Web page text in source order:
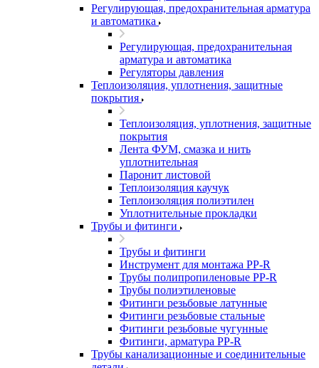
Регулирующая, предохранительная арматура
и автоматика
Регулирующая, предохранительная
арматура и автоматика
Регуляторы давления
Теплоизоляция, уплотнения, защитные
покрытия
Теплоизоляция, уплотнения, защитные
покрытия
Лента ФУМ, смазка и нить
уплотнительная
Паронит листовой
Теплоизоляция каучук
Теплоизоляция полиэтилен
Уплотнительные прокладки
Трубы и фитинги
Трубы и фитинги
Инструмент для монтажа PP-R
Трубы полипропиленовые PP-R
Трубы полиэтиленовые
Фитинги резьбовые латунные
Фитинги резьбовые стальные
Фитинги резьбовые чугунные
Фитинги, арматура PP-R
Трубы канализационные и соединительные